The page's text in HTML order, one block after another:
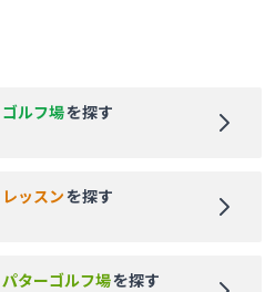
ゴルフ場を探す
レッスンを探す
パターゴルフ場を探す